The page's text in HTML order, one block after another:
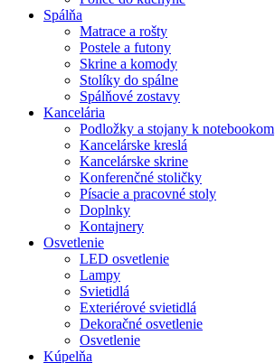
Spálňa
Matrace a rošty
Postele a futony
Skrine a komody
Stolíky do spálne
Spálňové zostavy
Kancelária
Podložky a stojany k notebookom
Kancelárske kreslá
Kancelárske skrine
Konferenčné stoličky
Písacie a pracovné stoly
Doplnky
Kontajnery
Osvetlenie
LED osvetlenie
Lampy
Svietidlá
Exteriérové svietidlá
Dekoračné osvetlenie
Osvetlenie
Kúpelňa